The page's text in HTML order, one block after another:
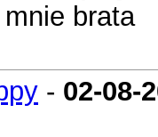
brata
- 02-08-